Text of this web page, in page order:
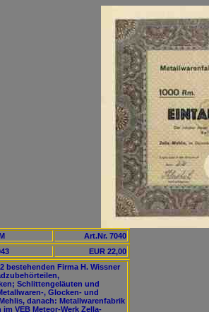
Art.Nr. 7040
EUR 22,00
bestehenden Firma H. Wissner
Schlittengeläuten und
, Glocken- und
danach: Metallwarenfabrik
VEB Meteor-Werk Zella-